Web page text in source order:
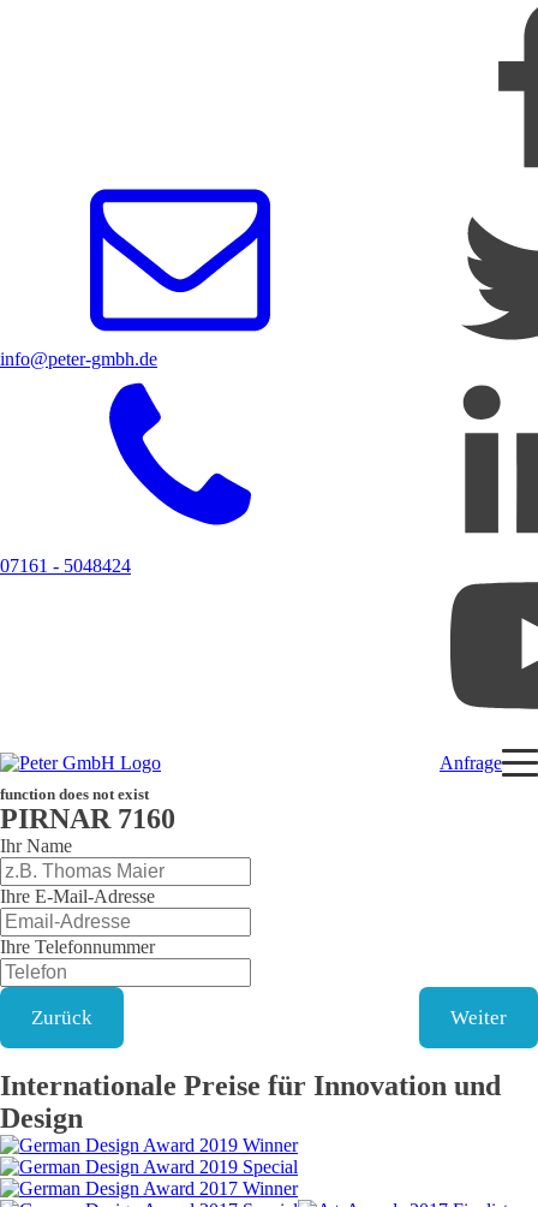
info@peter-gmbh.de
07161 - 5048424
Anfrage
function does not exist
PIRNAR 7160
Ihr Name
Ihre E-Mail-Adresse
Ihre Telefonnummer
Zurück Weiter
Internationale Preise für Innovation und
Design